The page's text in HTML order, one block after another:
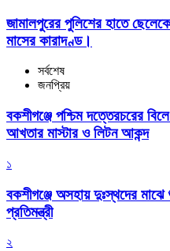
জামালপুরের পুলিশের হাতে
মাসের কারাদণ্ড।
সর্বশেষ
জনপ্রিয়
বকশীগঞ্জে পশ্চিম দত্তেরচরের
আখতার মাস্টার ও লিটন আকন্দ
১
বকশীগঞ্জে অসহায় দুঃস্থদের
প্রতিমন্ত্রী
২